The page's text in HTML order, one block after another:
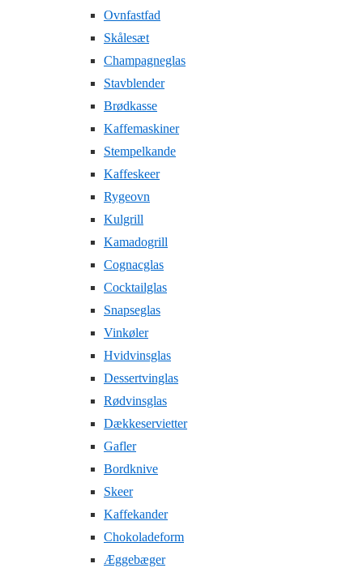
Ovnfastfad
Skålesæt
Champagneglas
Stavblender
Brødkasse
Kaffemaskiner
Stempelkande
Kaffeskeer
Rygeovn
Kulgrill
Kamadogrill
Cognacglas
Cocktailglas
Snapseglas
Vinkøler
Hvidvinsglas
Dessertvinglas
Rødvinsglas
Dækkeservietter
Gafler
Bordknive
Skeer
Kaffekander
Chokoladeform
Æggebæger